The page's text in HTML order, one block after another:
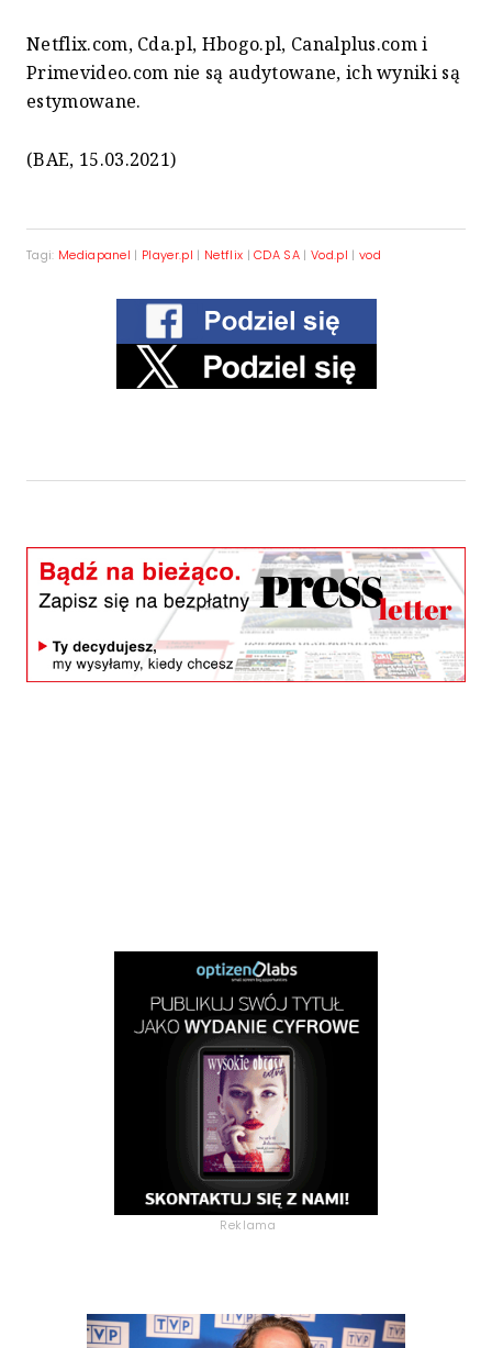
Netflix.com, Cda.pl, Hbogo.pl, Canalplus.com i
Primevideo.com nie są audytowane, ich wyniki są
estymowane.
(BAE, 15.03.2021)
Tagi: Mediapanel | Player.pl | Netflix |CDA SA |Vod.pl | vod
Reklama